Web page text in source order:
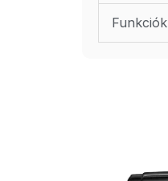
Funkciók